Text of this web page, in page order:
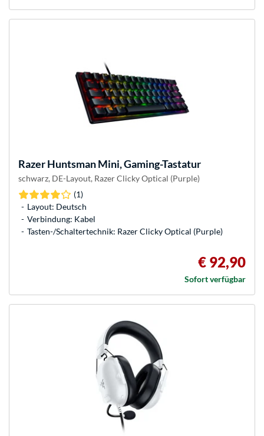
RazerHuntsman Mini, Gaming-Tastatur
schwarz, DE-Layout, Razer Clicky Optical (Purple)
(1)
Layout: Deutsch
Verbindung: Kabel
Tasten-/Schaltertechnik: Razer Clicky Optical (Purple)
€ 92,90
Sofort verfügbar